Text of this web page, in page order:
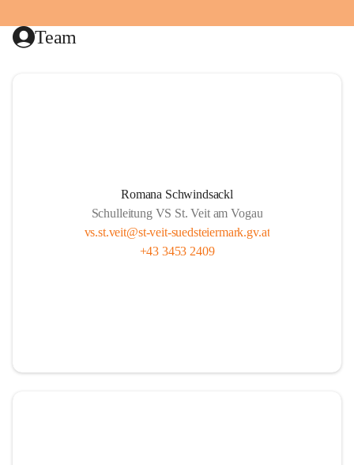
Team
Romana Schwindsackl
Schulleitung VS St. Veit am Vogau
vs.st.veit@st-veit-suedsteiermark.gv.at
+43 3453 2409